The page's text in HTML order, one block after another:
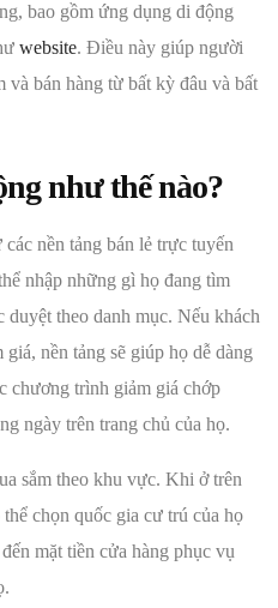
bao gồm ứng dụng di động
website. Điều này giúp người
và bán hàng từ bất kỳ đâu và bất
như thế nào?
nền tảng bán lẻ trực tuyến
nhập những gì họ đang tìm
theo danh mục. Nếu khách
nền tảng sẽ giúp họ dễ dàng
chương trình giảm giá chớp
ngày trên trang chủ của họ.
sắm theo khu vực. Khi ở trên
chọn quốc gia cư trú của họ
mặt tiền cửa hàng phục vụ